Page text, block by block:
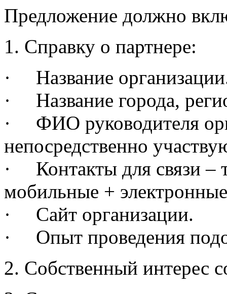
Предложение должно
1. Справку о партнере:
· Название
· Название города,
· ФИО руководителя
непосредственно
· Контакты для связи –
мобильные +
· Сайт организации.
· Опыт проведения
2. Собственный интерес